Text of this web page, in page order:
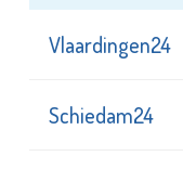
Vlaardingen24
Schiedam24